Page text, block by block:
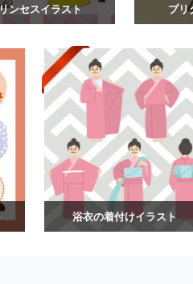
ンセスイラスト プリ
浴衣の着付けイラスト